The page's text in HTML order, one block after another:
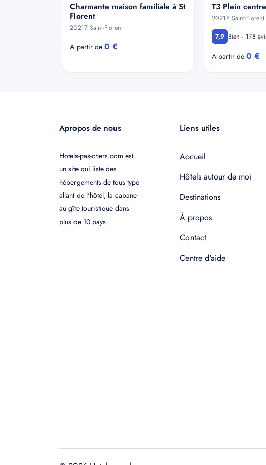
Charmante maison familiale à St
Florent
20217 Saint-Florent
A partir de 0 €
T3 Plein
20217 Saint-Florent
7,9 Bien · 178
A partir de 0 €
Apropos de nous
Hotels-pas-chers.com est
un site qui liste des
hébergements de tous type
allant de l'hôtel, la cabane
au gîte touristique dans
plus de 10 pays.
Liens utiles
Accueil
Hôtels autour de moi
Destinations
À propos
Contact
Centre d'aide